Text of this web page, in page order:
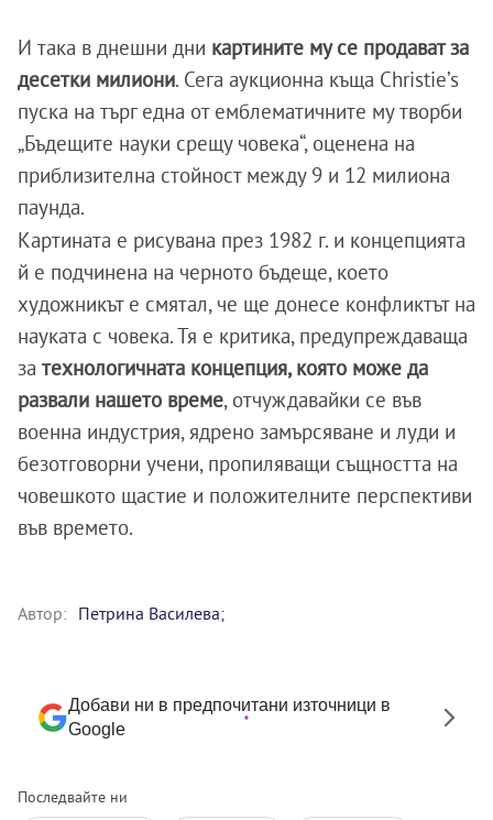
И така в днешни дни картините му се продават за
десетки милиони. Сега аукционна къща Christie’s
пуска на търг една от емблематичните му творби
„Бъдещите науки срещу човека“, оценена на
приблизителна стойност между 9 и 12 милиона
паунда.
Картината е рисувана през 1982 г. и концепцията
й е подчинена на черното бъдеще, което
художникът е смятал, че ще донесе конфликтът на
науката с човека. Тя е критика, предупреждаваща
за технологичната концепция, която може да
развали нашето време, отчуждавайки се във
военна индустрия, ядрено замърсяване и луди и
безотговорни учени, пропиляващи същността на
човешкото щастие и положителните перспективи
във времето.
Автор: Петрина Василева;
Добави ни в предпочитани източници в
Google
Последвайте ни